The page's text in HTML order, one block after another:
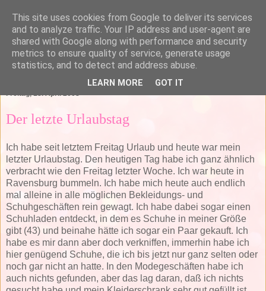
Freitag, 18. April 2008
Der letzte Urlaubstag
Ich habe seit letztem Freitag Urlaub und heute war mein
letzter Urlaubstag. Den heutigen Tag habe ich ganz ähnlich
verbracht wie den Freitag letzter Woche. Ich war heute in
Ravensburg bummeln. Ich habe mich heute auch endlich
mal alleine in alle möglichen Bekleidungs- und
Schuhgeschäften rein gewagt. Ich habe dabei sogar einen
Schuhladen entdeckt, in dem es Schuhe in meiner Größe
gibt (43) und beinahe hätte ich sogar ein Paar gekauft. Ich
habe es mir dann aber doch verkniffen, immerhin habe ich
hier genügend Schuhe, die ich bis jetzt nur ganz selten oder
noch gar nicht an hatte. In den Modegeschäften habe ich
auch nichts gefunden, aber das lag daran, daß ich nichts
This site uses cookies from Google to deliver its services
and to analyze traffic. Your IP address and user-agent are
shared with Google along with performance and security
metrics to ensure quality of service, generate usage
statistics, and to detect and address abuse.
LEARN MORE GOT IT